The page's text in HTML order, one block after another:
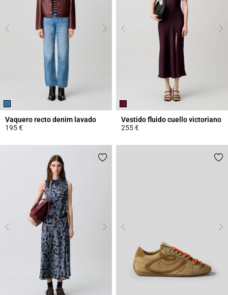
Vaquero recto denim lavado
195 €
Vestido fluido cuello victoriano
255 €